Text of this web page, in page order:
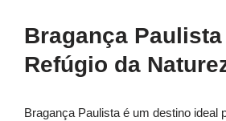
Bragança Paulista
Refúgio da
Bragança Paulista é um destino ideal